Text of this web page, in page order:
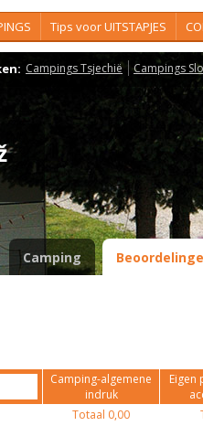
Tips voor UITSTAPJES
Campings Tsjechië Campings
Camping
Camping-algemene
indruk
Eigen
Totaal 0,00